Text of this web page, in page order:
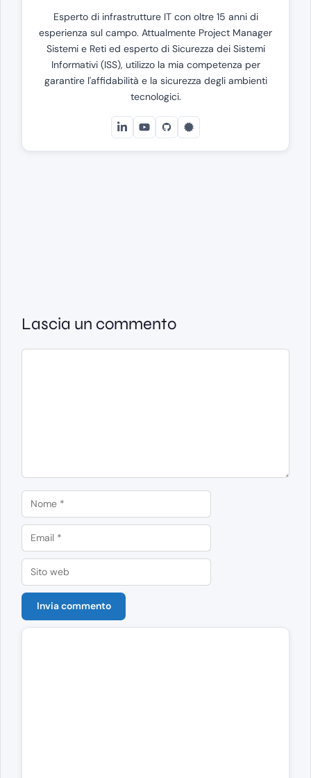
Esperto di infrastrutture IT con oltre 15 anni di
esperienza sul campo. Attualmente Project Manager
Sistemi e Reti ed esperto di Sicurezza dei Sistemi
Informativi (ISS), utilizzo la mia competenza per
garantire l'affidabilità e la sicurezza degli ambienti
tecnologici.
Lascia un commento
Commento
Nome
Email
Sito
web